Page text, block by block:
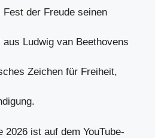
der Freude seinen
aus Ludwig van Beethovens
Zeichen für Freiheit,
2026 ist auf dem YouTube-